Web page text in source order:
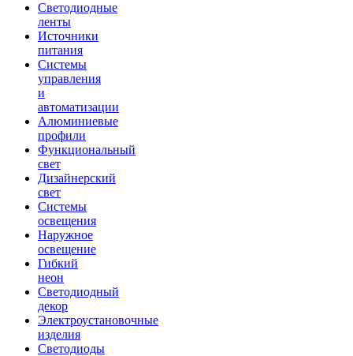
Светодиодные
ленты
Источники
питания
Системы
управления
и
автоматизации
Алюминиевые
профили
Функциональный
свет
Дизайнерский
свет
Системы
освещения
Наружное
освещение
Гибкий
неон
Светодиодный
декор
Электроустановочные
изделия
Светодиоды